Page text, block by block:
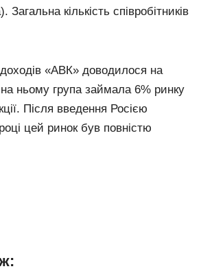
Загальна кількість співробітників
«АВК» доводилося на
ньому група займала 6% ринку
Після введення Росією
цей ринок був повністю